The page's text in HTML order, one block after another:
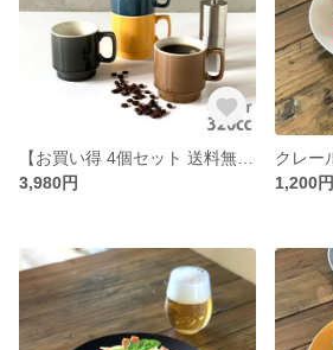
3,980円
1,200円